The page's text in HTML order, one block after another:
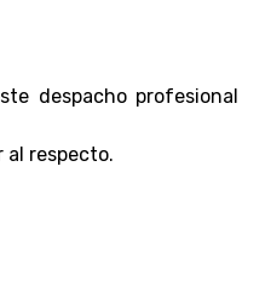
despacho profesional
al respecto.